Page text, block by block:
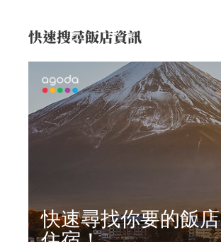
快速搜尋飯店資訊